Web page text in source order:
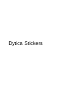
Dytica Stickers